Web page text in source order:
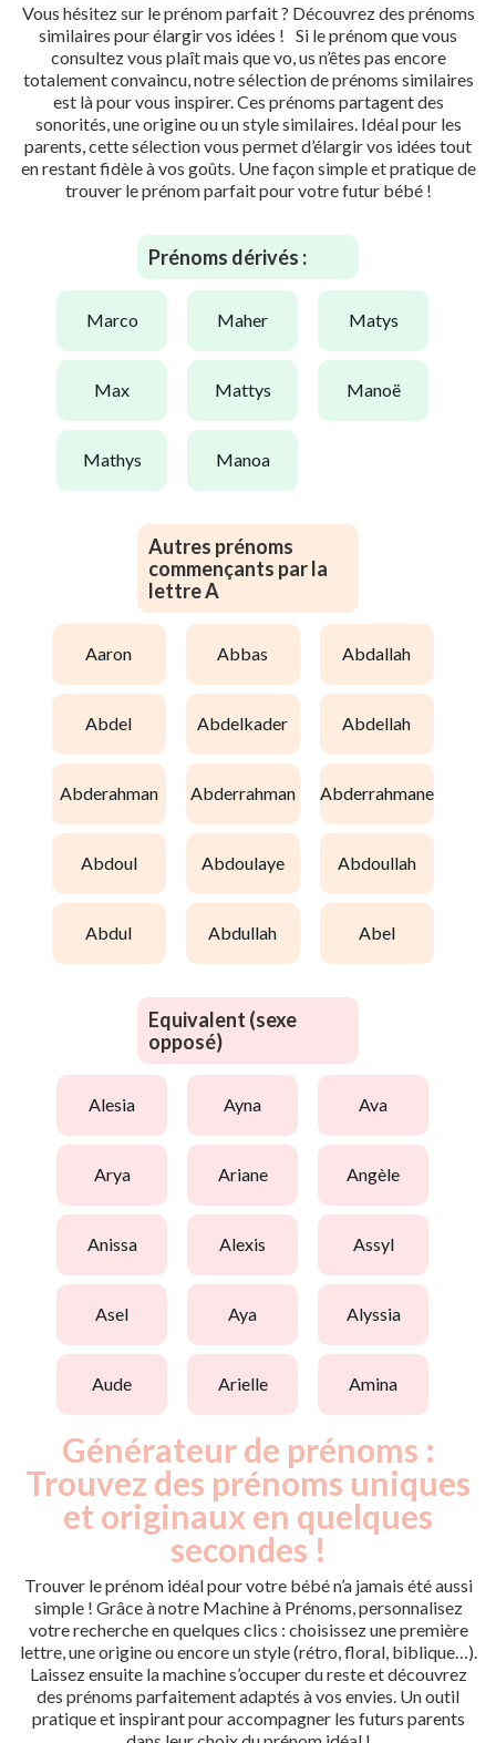
Vous hésitez sur le prénom parfait ? Découvrez des prénoms
similaires pour élargir vos idées ! Si le prénom que vous
consultez vous plaît mais que vo, us n’êtes pas encore
totalement convaincu, notre sélection de prénoms similaires
est là pour vous inspirer. Ces prénoms partagent des
sonorités, une origine ou un style similaires. Idéal pour les
parents, cette sélection vous permet d’élargir vos idées tout
en restant fidèle à vos goûts. Une façon simple et pratique de
trouver le prénom parfait pour votre futur bébé !
Prénoms dérivés :
marco maher matys
max mattys manoë
mathys manoa
Autres prénoms
commençants par la
lettre A
aaron abbas abdallah
abdel abdelkader abdellah
abderahman abderrahman abderrahmane
abdoul abdoulaye abdoullah
abdul abdullah abel
Equivalent (sexe
opposé)
alesia ayna ava
arya ariane angèle
anissa alexis assyl
asel aya alyssia
aude arielle amina
Générateur de prénoms :
Trouvez des prénoms uniques
et originaux en quelques
secondes !
Trouver le prénom idéal pour votre bébé n’a jamais été aussi
simple ! Grâce à notre Machine à Prénoms, personnalisez
votre recherche en quelques clics : choisissez une première
lettre, une origine ou encore un style (rétro, floral, biblique…).
Laissez ensuite la machine s’occuper du reste et découvrez
des prénoms parfaitement adaptés à vos envies. Un outil
pratique et inspirant pour accompagner les futurs parents